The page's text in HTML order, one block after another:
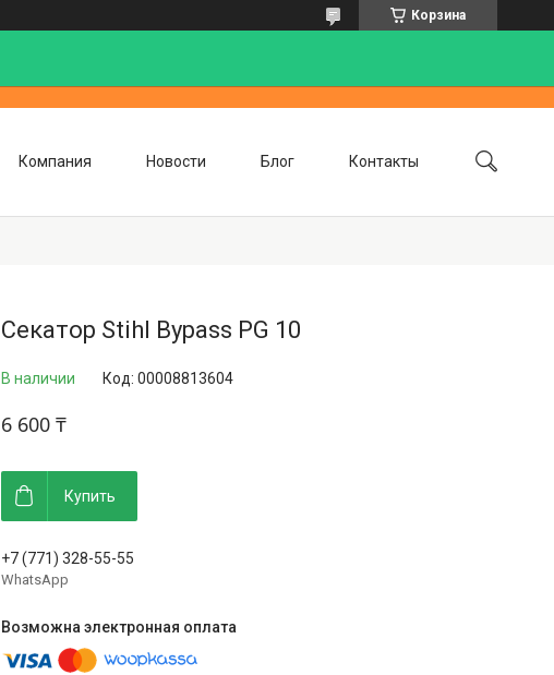
Корзина
Компания Новости Блог Контакты
Секатор Stihl Bypass PG 10
В наличии Код: 00008813604
6 600 ₸
Купить
+7 (771) 328-55-55
WhatsApp